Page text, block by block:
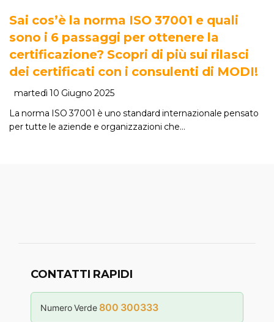
Sai cos’è la norma ISO 37001 e quali
sono i 6 passaggi per ottenere la
certificazione? Scopri di più sui rilasci
dei certificati con i consulenti di MODI!
martedì 10 Giugno 2025
La norma ISO 37001 è uno standard internazionale pensato
per tutte le aziende e organizzazioni che…
CONTATTI RAPIDI
Numero Verde 800 300333